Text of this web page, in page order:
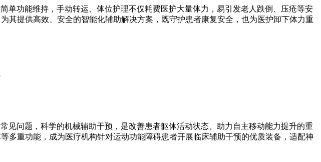
功能维持，手动转运、体位护理不仅耗费医护大量体力，易引发老人跌倒、压疮等安
其提供高效、安全的智能化辅助解决方案，既守护患者康复安全，也为医护卸下体力重
问题，科学的机械辅助干预，是改善患者躯体活动状态、助力自主移动能力提升的重
多重功能，成为医疗机构针对运动功能障碍患者开展临床辅助干预的优质装备，适配神